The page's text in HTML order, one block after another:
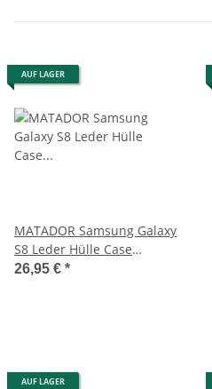
AUF LAGER
MATADOR Samsung Galaxy
S8 Leder Hülle Case
Ledertasche Clip Braun
26,95 € *
AUF LAGER